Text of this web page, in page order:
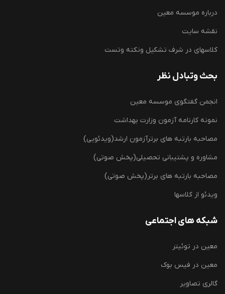
درباره موسسه معین
نقشه سایت
کلاسهای در شرف تشکیل ونکته وتست
بحث وتبادل نظر
انجمن گفتگوی موسسه معین
نمونه کارنامه آزمون وزارت بهداشت
مصاحبه بارتبه های برترآزمون ارشد(ویدئویی)
مشاوره و پشتیبانی تحصیلی(پخش صوتی)
مصاحبه بارتبه های برتر(پخش صوتی)
ویدئو از کلاسها
شبکه های اجتماعی
معین در توئیتر
معین در فیس بوک
گالری تصاویر